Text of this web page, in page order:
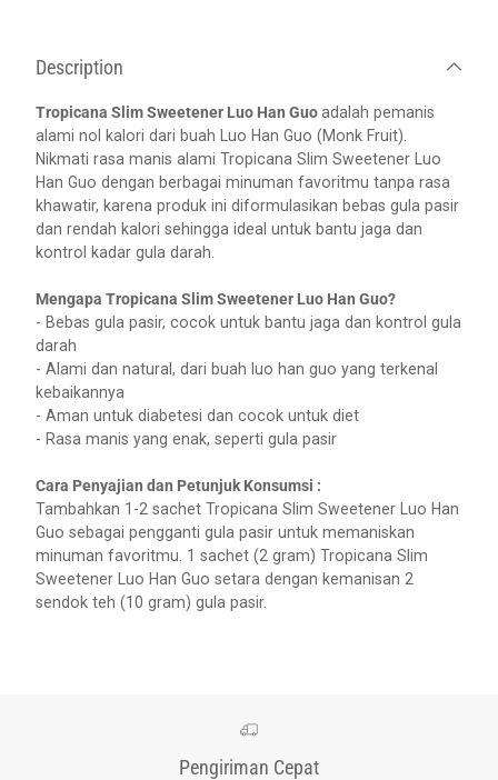
Description
Tropicana Slim Sweetener Luo Han Guoadalah pemanis
alami nol kalori dari buah Luo Han Guo (Monk Fruit).
Nikmati rasa manis alami Tropicana Slim Sweetener Luo
Han Guo dengan berbagai minuman favoritmu tanpa rasa
khawatir, karena produk ini diformulasikan bebas gula pasir
dan rendah kalori sehingga ideal untuk bantu jaga dan
kontrol kadar gula darah.
Mengapa Tropicana Slim Sweetener Luo Han Guo?
- Bebas gula pasir, cocok untuk bantu jaga dan kontrol gula
darah
- Alami dan natural, dari buah luo han guo yang terkenal
kebaikannya
- Aman untuk diabetesi dan cocok untuk diet
- Rasa manis yang enak, seperti gula pasir
Cara Penyajian dan Petunjuk Konsumsi :
Tambahkan 1-2 sachet Tropicana Slim Sweetener Luo Han
Guo sebagai pengganti gula pasir untuk memaniskan
minuman favoritmu. 1 sachet (2 gram) Tropicana Slim
Sweetener Luo Han Guo setara dengan kemanisan 2
sendok teh (10 gram) gula pasir.
Pengiriman Cepat